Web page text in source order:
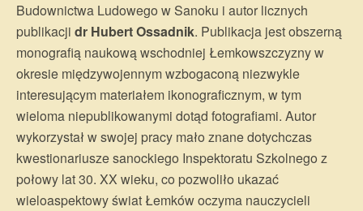
Budownictwa Ludowego w Sanoku i autor licznych
publikacji dr Hubert Ossadnik. Publikacja jest obszerną
monografią naukową wschodniej Łemkowszczyzny w
okresie międzywojennym wzbogaconą niezwykle
interesującym materiałem ikonograficznym, w tym
wieloma niepublikowanymi dotąd fotografiami. Autor
wykorzystał w swojej pracy mało znane dotychczas
kwestionariusze sanockiego Inspektoratu Szkolnego z
połowy lat 30. XX wieku, co pozwoliło ukazać
wieloaspektowy świat Łemków oczyma nauczycieli